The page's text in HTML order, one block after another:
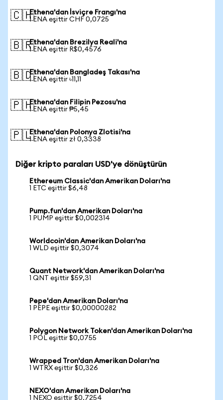
🇨🇭Ethena'dan İsviçre Frangı'na
1 ENA eşittir CHF 0,0725
🇧🇷Ethena'dan Brezilya Reali'na
1 ENA eşittir R$0,4576
🇧🇩Ethena'dan Bangladeş Takası'na
1 ENA eşittir ৳11,11
🇵🇭Ethena'dan Filipin Pezosu'na
1 ENA eşittir ₱5,45
🇵🇱Ethena'dan Polonya Zlotisi'na
1 ENA eşittir zł 0,3338
Diğer kripto paraları USD'ye dönüştürün
Ethereum Classic'dan Amerikan Doları'na
1 ETC eşittir $6,48
Pump.fun'dan Amerikan Doları'na
1 PUMP eşittir $0,002314
Worldcoin'dan Amerikan Doları'na
1 WLD eşittir $0,3074
Quant Network'dan Amerikan Doları'na
1 QNT eşittir $59,31
Pepe'dan Amerikan Doları'na
1 PEPE eşittir $0,00000282
Polygon Network Token'dan Amerikan Doları'na
1 POL eşittir $0,0755
Wrapped Tron'dan Amerikan Doları'na
1 WTRX eşittir $0,326
NEXO'dan Amerikan Doları'na
1 NEXO eşittir $0,7254